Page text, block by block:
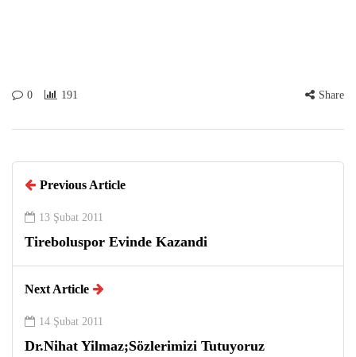
0 191 Share
Previous Article
13 Şubat 2011
Tireboluspor Evinde Kazandi
Next Article
14 Şubat 2011
Dr.Nihat Yilmaz;Sözlerimizi Tutuyoruz